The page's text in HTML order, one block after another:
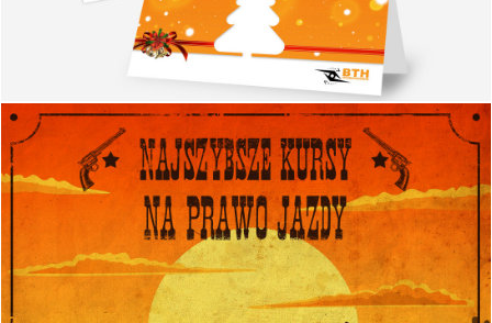
Wizytówki, karty biznesowe
Projektowanie i wydruk wizytówek i kart biznesowych